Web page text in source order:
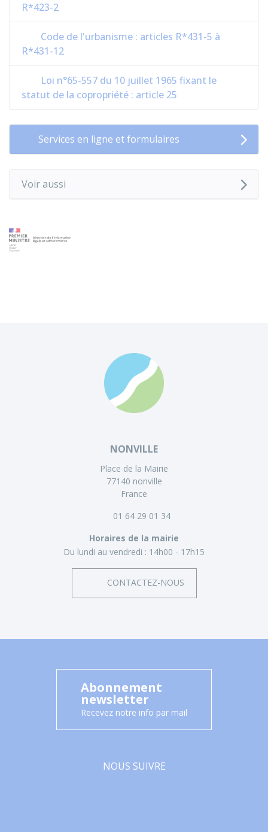
R*423-2
Code de l'urbanisme : articles R*431-5 à
R*431-12
Loi n°65-557 du 10 juillet 1965 fixant le
statut de la copropriété : article 25
Services en ligne et formulaires
Voir aussi
NONVILLE
Place de la Mairie
77140 nonville
France
01 64 29 01 34
Horaires de la mairie
Du lundi au vendredi : 14h00 - 17h15
CONTACTEZ-NOUS
Abonnement
newsletter
Recevez notre info par mail
NOUS SUIVRE